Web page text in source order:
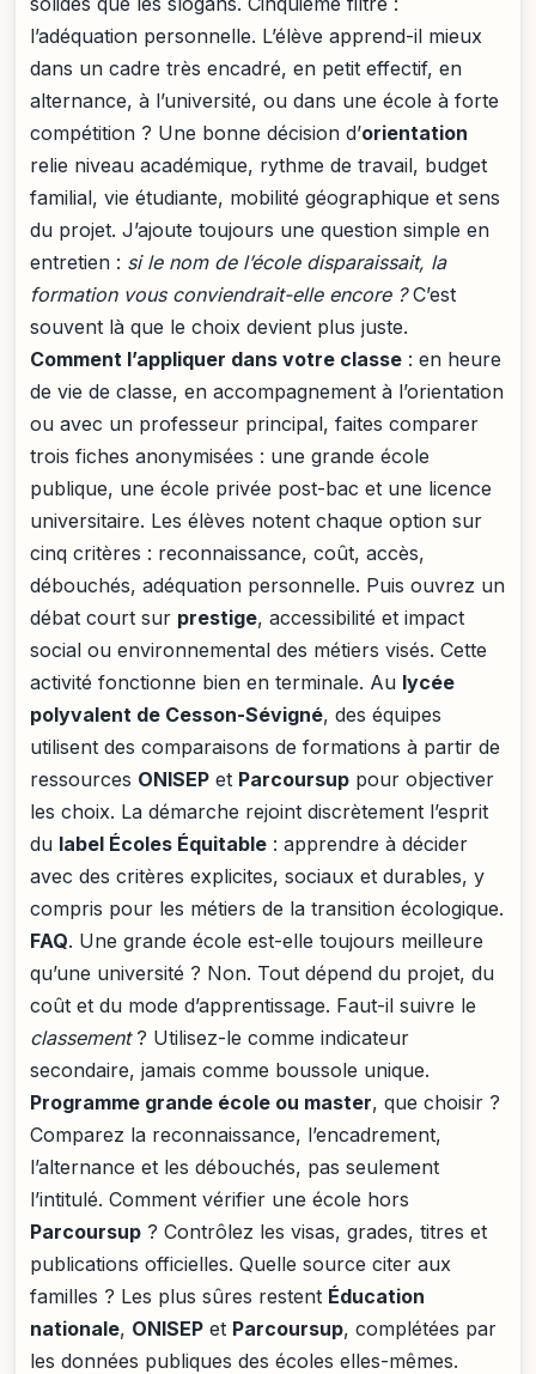
l’adéquation personnelle. L’élève apprend-il mieux
dans un cadre très encadré, en petit effectif, en
alternance, à l’université, ou dans une école à forte
compétition ? Une bonne décision d’orientation
relie niveau académique, rythme de travail, budget
familial, vie étudiante, mobilité géographique et sens
du projet. J’ajoute toujours une question simple en
entretien : si le nom de l’école disparaissait, la
formation vous conviendrait-elle encore ?C’est
souvent là que le choix devient plus juste.
Comment l’appliquer dans votre classe : en heure
de vie de classe, en accompagnement à l’orientation
ou avec un professeur principal, faites comparer
trois fiches anonymisées : une grande école
publique, une école privée post-bac et une licence
universitaire. Les élèves notent chaque option sur
cinq critères : reconnaissance, coût, accès,
débouchés, adéquation personnelle. Puis ouvrez un
débat court sur prestige, accessibilité et impact
social ou environnemental des métiers visés. Cette
activité fonctionne bien en terminale. Au lycée
polyvalent de Cesson-Sévigné, des équipes
utilisent des comparaisons de formations à partir de
ressources ONISEP et Parcoursup pour objectiver
les choix. La démarche rejoint discrètement l’esprit
du label Écoles Équitable : apprendre à décider
avec des critères explicites, sociaux et durables, y
compris pour les métiers de la transition écologique.
FAQ. Une grande école est-elle toujours meilleure
qu’une université ? Non. Tout dépend du projet, du
coût et du mode d’apprentissage. Faut-il suivre le
classement? Utilisez-le comme indicateur
secondaire, jamais comme boussole unique.
Programme grande école ou master, que choisir ?
Comparez la reconnaissance, l’encadrement,
l’alternance et les débouchés, pas seulement
l’intitulé. Comment vérifier une école hors
Parcoursup ? Contrôlez les visas, grades, titres et
publications officielles. Quelle source citer aux
familles ? Les plus sûres restent Éducation
nationale, ONISEP et Parcoursup, complétées par
les données publiques des écoles elles-mêmes.